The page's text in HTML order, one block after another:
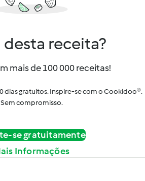
desta receita?
mais de 100 000 receitas!
dias gratuitos. Inspire-se com o Cookidoo®.
Sem compromisso.
se gratuitamente
Informações